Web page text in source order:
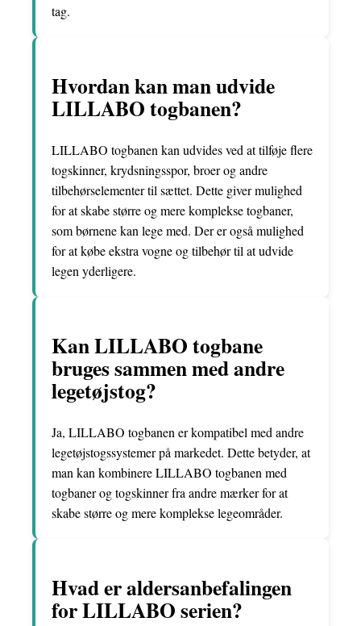
tag.
Hvordan kan man udvide
LILLABO togbanen?
LILLABO togbanen kan udvides ved at tilføje flere
togskinner, krydsningsspor, broer og andre
tilbehørselementer til sættet. Dette giver mulighed
for at skabe større og mere komplekse togbaner,
som børnene kan lege med. Der er også mulighed
for at købe ekstra vogne og tilbehør til at udvide
legen yderligere.
Kan LILLABO togbane
bruges sammen med andre
legetøjstog?
Ja, LILLABO togbanen er kompatibel med andre
legetøjstogssystemer på markedet. Dette betyder, at
man kan kombinere LILLABO togbanen med
togbaner og togskinner fra andre mærker for at
skabe større og mere komplekse legeområder.
Hvad er aldersanbefalingen
for LILLABO serien?